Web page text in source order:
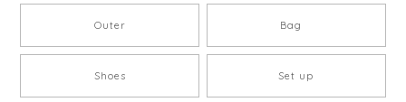
Outer Bag
Shoes Set up